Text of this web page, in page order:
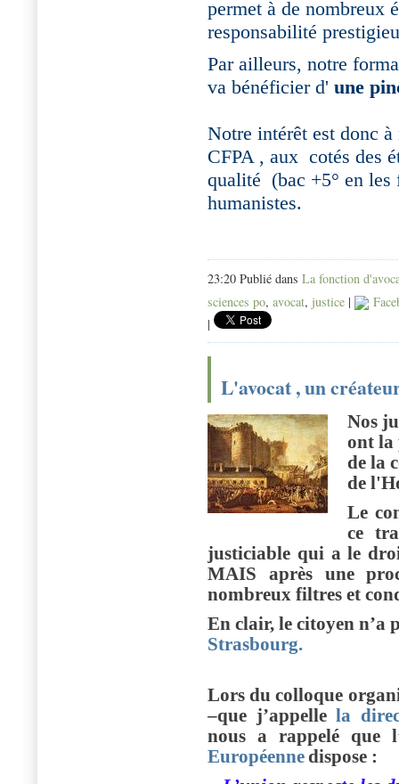
permet à de nombreux
responsabilité
Par ailleurs, notre
va bénéficier d' une
Notre intérêt est donc
CFPA , aux cotés des
qualité (bac +5° en
humanistes.
23:20 Publié dans La fonction
sciences po, avocat, justice |
|
L'avocat , un
Nos
ont la
de la
de
Le
ce
justiciable qui a le
MAIS après une
nombreux filtres et
En clair, le citoyen n’a
Strasbourg.
Lors du colloque
–que j’appellela
nous a rappelé que
Européennedispose :